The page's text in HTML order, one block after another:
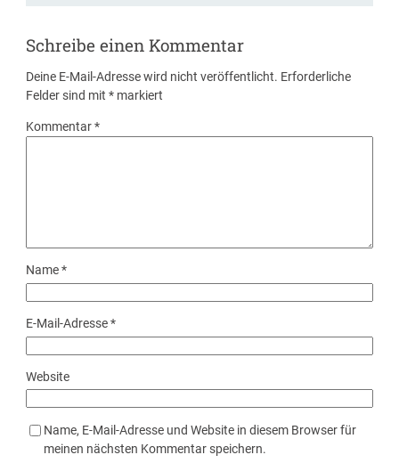
Schreibe einen Kommentar
Deine E-Mail-Adresse wird nicht veröffentlicht. Erforderliche
Felder sind mit* markiert
Kommentar*
Name*
E-Mail-Adresse*
Website
Name, E-Mail-Adresse und Website in diesem Browser für
meinen nächsten Kommentar speichern.